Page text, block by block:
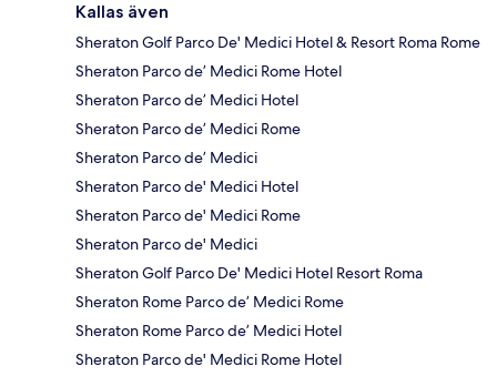
Kallas även
Sheraton Golf Parco De' Medici Hotel & Resort Roma Rome
Sheraton Parco de’ Medici Rome Hotel
Sheraton Parco de’ Medici Hotel
Sheraton Parco de’ Medici Rome
Sheraton Parco de’ Medici
Sheraton Parco de' Medici Hotel
Sheraton Parco de' Medici Rome
Sheraton Parco de' Medici
Sheraton Golf Parco De' Medici Hotel Resort Roma
Sheraton Rome Parco de’ Medici Rome
Sheraton Rome Parco de’ Medici Hotel
Sheraton Parco de' Medici Rome Hotel